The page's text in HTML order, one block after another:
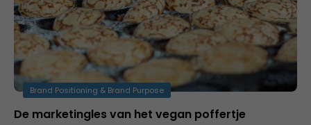
Brand Positioning & Brand Purpose
De marketingles van het vegan poffertje